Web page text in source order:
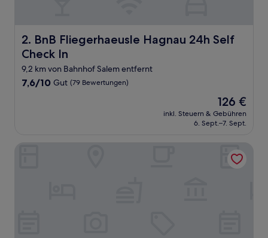
2. BnB Fliegerhaeusle Hagnau 24h Self
Check In
BnB Fliegerhaeusle Hagnau 24h Self Check In
9,2 km von Bahnhof Salem entfernt
7.6
7,6/10 Gut (79 Bewertungen)
Der
Preis
beträgt
126 €
inkl. Steuern & Gebühren
6. Sept.–7. Sept.